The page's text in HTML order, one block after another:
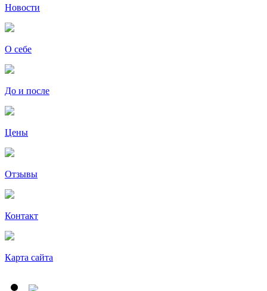
Новости
О себе
До и после
Цены
Отзывы
Контакт
Карта сайта